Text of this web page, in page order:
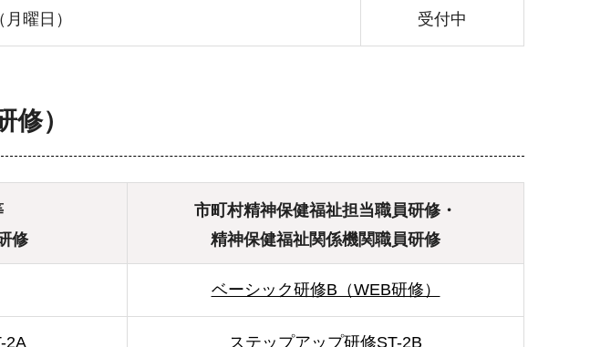
曜日）
受付中
）
修
市町村精神保健福祉担当職員研修・
精神保健福祉関係機関職員研修
ベーシック研修B（WEB研修）
2A ステップアップ研修ST-2B